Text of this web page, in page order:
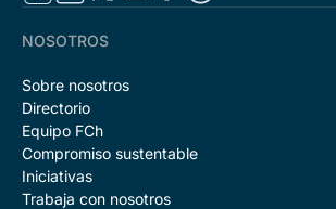
NOSOTROS
Sobre nosotros
Directorio
Equipo FCh
Compromiso sustentable
Iniciativas
Trabaja con nosotros